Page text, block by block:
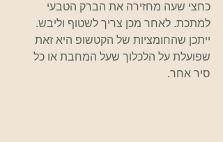
כחצי שעה מחזירה את הברק הטבעי
למתכת. לאחר מכן צריך לשטוף וליבש.
ייתכן שהחומציות של הקטשופ היא זאת
שפועלת על הלכלוך שעל המחבת או כל
סיר אחר.